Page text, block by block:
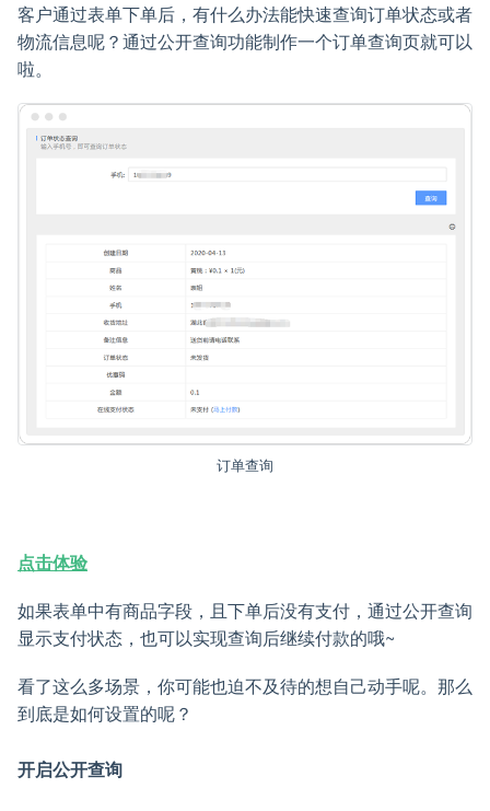
客户通过表单下单后，有什么办法能快速查询订单状态或者
物流信息呢？通过公开查询功能制作一个订单查询页就可以
啦。
订单查询
点击体验
如果表单中有商品字段，且下单后没有支付，通过公开查询
显示支付状态，也可以实现查询后继续付款的哦~
看了这么多场景，你可能也迫不及待的想自己动手呢。那么
到底是如何设置的呢？
开启公开查询